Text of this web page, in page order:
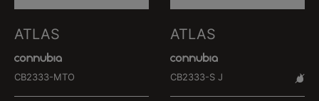
ATLAS
CB2333-MTO
ATLAS
CB2333-S J